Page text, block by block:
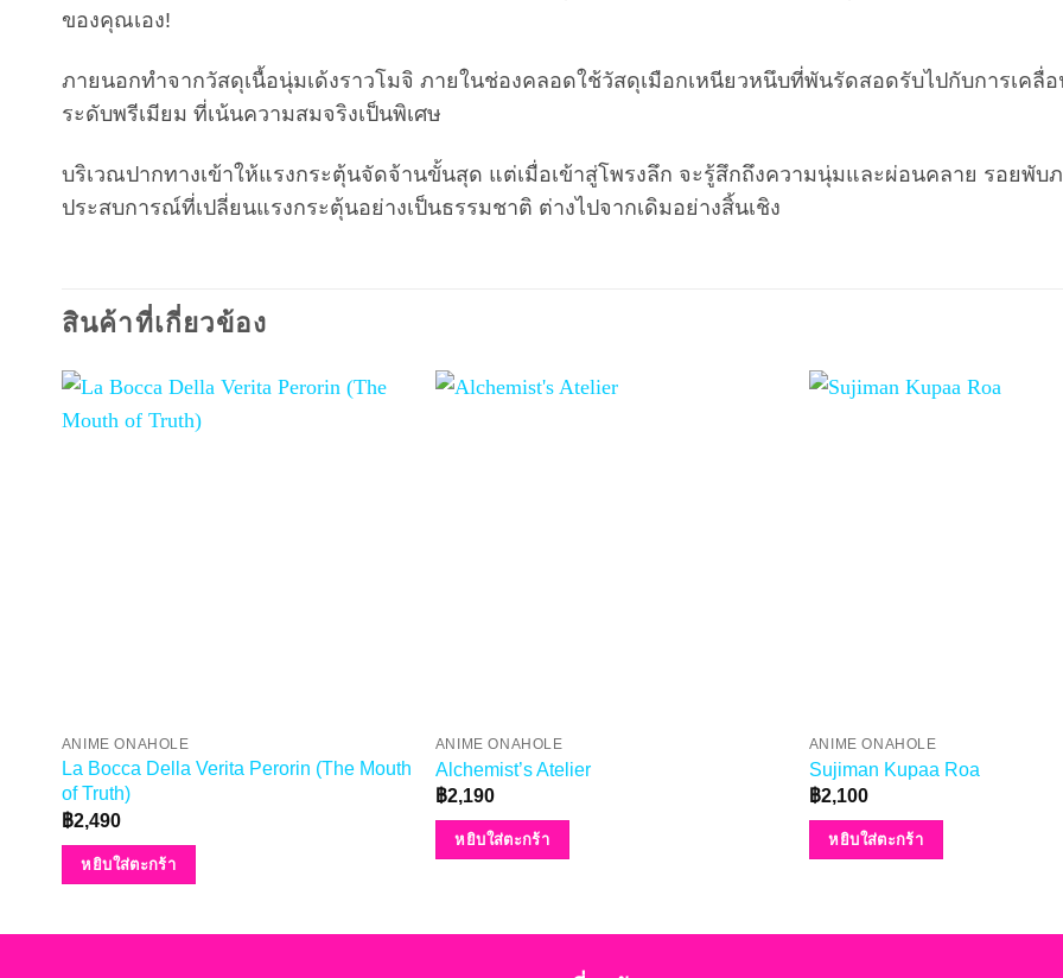
ของคุณเอง!
ภายนอกทำจากวัสดุเนื้อนุ่มเด้งราวโมจิ ภายในช่องคลอดใช้วัสดุเมือกเหนียวหนึบที่พันรัดสอดรับไปกับการเคลื่
ระดับพรีเมียม ที่เน้นความสมจริงเป็นพิเศษ
บริเวณปากทางเข้าให้แรงกระตุ้นจัดจ้านขั้นสุด แต่เมื่อเข้าสู่โพรงลึก จะรู้สึกถึงความนุ่มและผ่อนคลาย รอยพับ
ประสบการณ์ที่เปลี่ยนแรงกระตุ้นอย่างเป็นธรรมชาติ ต่างไปจากเดิมอย่างสิ้นเชิง
สินค้าที่เกี่ยวข้อง
ANIME ONAHOLE
La Bocca Della Verita Perorin (The Mouth
of Truth)
฿2,490
หยิบใส่ตะกร้า
ANIME ONAHOLE
Alchemist’s Atelier
฿2,190
หยิบใส่ตะกร้า
ANIME ONAHOLE
Sujiman Kupaa Roa
฿2,100
หยิบใส่ตะกร้า